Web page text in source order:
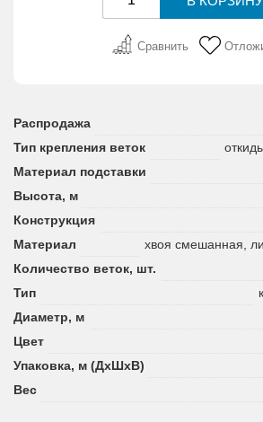
Сравнить
Распродажа
Тип крепления веток
Материал подставки
Высота, м
Конструкция
Материал
хвоя смешанная,
Количество веток, шт.
Тип
Диаметр, м
Цвет
Упаковка, м (ДхШхВ)
Вес